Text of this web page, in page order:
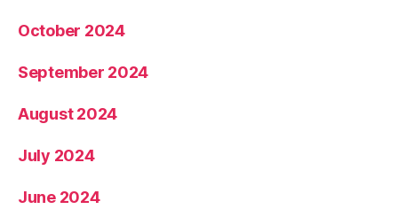
October 2024
September 2024
August 2024
July 2024
June 2024